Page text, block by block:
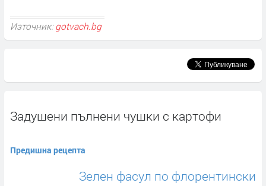
Източник: gotvach.bg
Задушени пълнени чушки с картофи
Предишна рецепта
Зелен фасул по флорентински